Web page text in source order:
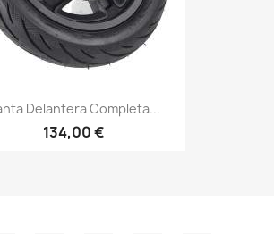
Delantera Completa...
134,00 €